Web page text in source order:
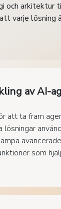
och arkitektur
varje lösning
av AI-
att ta fram
lösningar
som